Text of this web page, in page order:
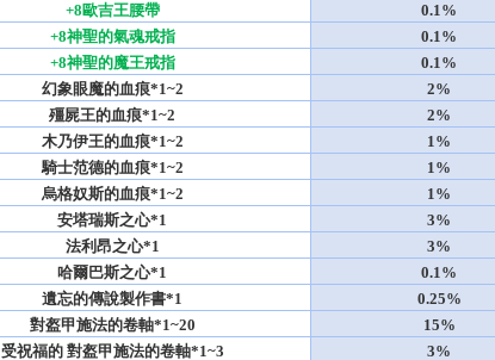
+8歐吉王腰帶
0.1%
+8神聖的氣魂戒指
0.1%
+8神聖的魔王戒指
0.1%
幻象眼魔的血痕*1~2
2%
殭屍王的血痕*1~2
2%
木乃伊王的血痕*1~2
1%
騎士范德的血痕*1~2
1%
烏格奴斯的血痕*1~2
1%
安塔瑞斯之心*1
3%
法利昂之心*1
3%
哈爾巴斯之心*1
0.1%
遺忘的傳說製作書*1
0.25%
對盔甲施法的卷軸*1~20
15%
受祝福的 對盔甲施法的卷軸*1~3
3%